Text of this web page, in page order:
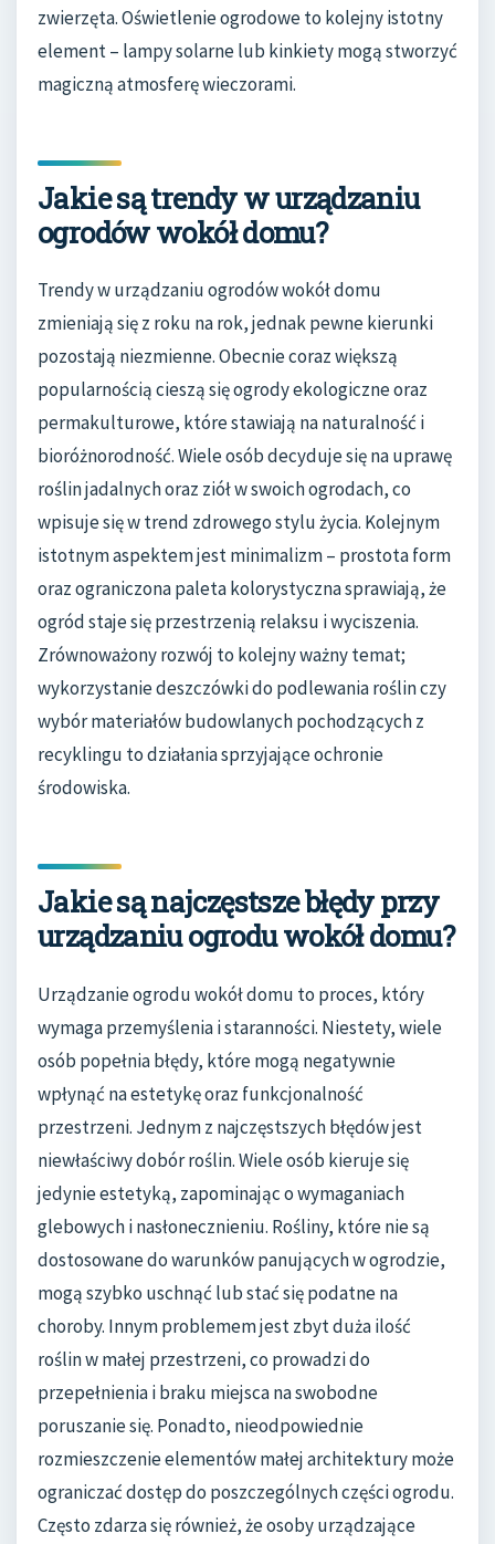
zwierzęta. Oświetlenie ogrodowe to kolejny istotny
element – lampy solarne lub kinkiety mogą stworzyć
magiczną atmosferę wieczorami.
Jakie są trendy w urządzaniu
ogrodów wokół domu?
Trendy w urządzaniu ogrodów wokół domu
zmieniają się z roku na rok, jednak pewne kierunki
pozostają niezmienne. Obecnie coraz większą
popularnością cieszą się ogrody ekologiczne oraz
permakulturowe, które stawiają na naturalność i
bioróżnorodność. Wiele osób decyduje się na uprawę
roślin jadalnych oraz ziół w swoich ogrodach, co
wpisuje się w trend zdrowego stylu życia. Kolejnym
istotnym aspektem jest minimalizm – prostota form
oraz ograniczona paleta kolorystyczna sprawiają, że
ogród staje się przestrzenią relaksu i wyciszenia.
Zrównoważony rozwój to kolejny ważny temat;
wykorzystanie deszczówki do podlewania roślin czy
wybór materiałów budowlanych pochodzących z
recyklingu to działania sprzyjające ochronie
środowiska.
Jakie są najczęstsze błędy przy
urządzaniu ogrodu wokół domu?
Urządzanie ogrodu wokół domu to proces, który
wymaga przemyślenia i staranności. Niestety, wiele
osób popełnia błędy, które mogą negatywnie
wpłynąć na estetykę oraz funkcjonalność
przestrzeni. Jednym z najczęstszych błędów jest
niewłaściwy dobór roślin. Wiele osób kieruje się
jedynie estetyką, zapominając o wymaganiach
glebowych i nasłonecznieniu. Rośliny, które nie są
dostosowane do warunków panujących w ogrodzie,
mogą szybko uschnąć lub stać się podatne na
choroby. Innym problemem jest zbyt duża ilość
roślin w małej przestrzeni, co prowadzi do
przepełnienia i braku miejsca na swobodne
poruszanie się. Ponadto, nieodpowiednie
rozmieszczenie elementów małej architektury może
ograniczać dostęp do poszczególnych części ogrodu.
Często zdarza się również, że osoby urządzające